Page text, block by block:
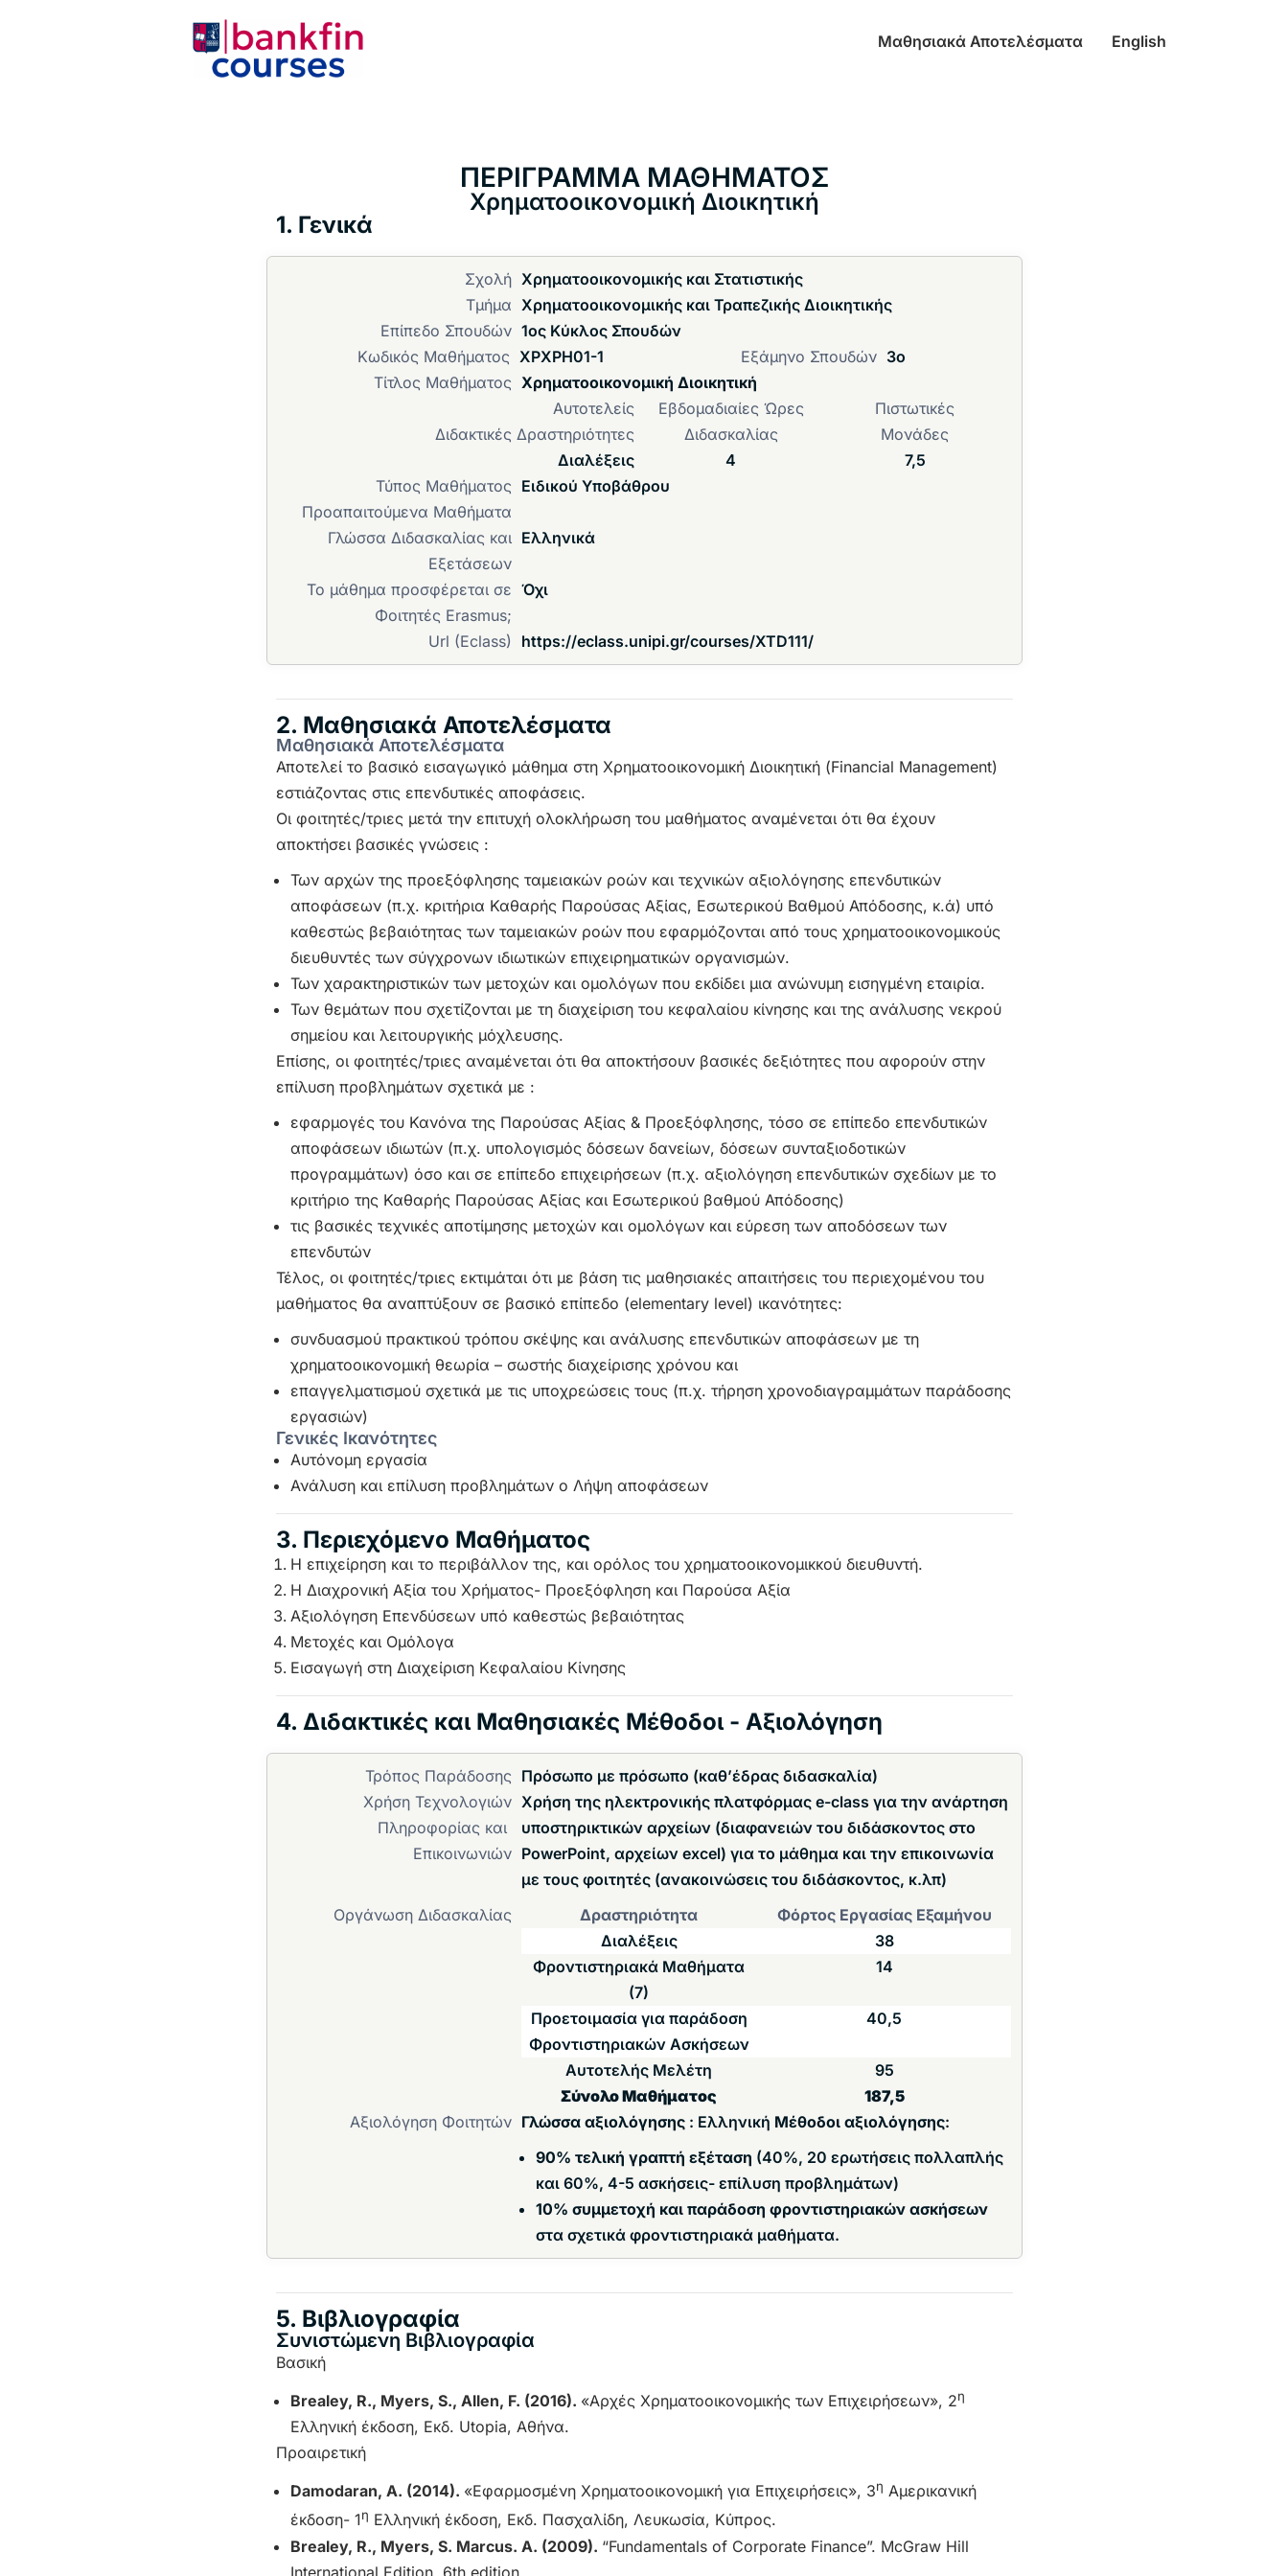
Μαθησιακά Αποτελέσματα English
ΠΕΡΙΓΡΑΜΜΑ ΜΑΘΗΜΑΤΟΣ
Χρηματοοικονομική Διοικητική
1. Γενικά
Σχολή Χρηματοοικονομικής και Στατιστικής
Τμήμα Χρηματοοικονομικής και Τραπεζικής Διοικητικής
Επίπεδο Σπουδών 1ος Κύκλος Σπουδών
Κωδικός Μαθήματος ΧΡΧΡΗ01-1 Εξάμηνο Σπουδών 3ο
Τίτλος Μαθήματος Χρηματοοικονομική Διοικητική
Αυτοτελείς
Διδακτικές Δραστηριότητες
Εβδομαδιαίες Ώρες
Διδασκαλίας
Πιστωτικές
Μονάδες
Διαλέξεις
4
7,5
Τύπος Μαθήματος Ειδικού Υποβάθρου
Προαπαιτούμενα Μαθήματα
Γλώσσα Διδασκαλίας και
Εξετάσεων
Ελληνικά
Το μάθημα προσφέρεται σε
Φοιτητές Erasmus;
Όχι
Url (Eclass) https://eclass.unipi.gr/courses/XTD111/
2. Μαθησιακά Αποτελέσματα
Μαθησιακά Αποτελέσματα
Αποτελεί το βασικό εισαγωγικό μάθημα στη Χρηματοοικονομική Διοικητική (Financial Management)
εστιάζοντας στις επενδυτικές αποφάσεις.
Οι φοιτητές/τριες μετά την επιτυχή ολοκλήρωση του μαθήματος αναμένεται ότι θα έχουν
αποκτήσει βασικές γνώσεις :
Των αρχών της προεξόφλησης ταμειακών ροών και τεχνικών αξιολόγησης επενδυτικών
αποφάσεων (π.χ. κριτήρια Καθαρής Παρούσας Αξίας, Εσωτερικού Βαθμού Απόδοσης, κ.ά) υπό
καθεστώς βεβαιότητας των ταμειακών ροών που εφαρμόζονται από τους χρηματοοικονομικούς
διευθυντές των σύγχρονων ιδιωτικών επιχειρηματικών οργανισμών.
Των χαρακτηριστικών των μετοχών και ομολόγων που εκδίδει μια ανώνυμη εισηγμένη εταιρία.
Των θεμάτων που σχετίζονται με τη διαχείριση του κεφαλαίου κίνησης και της ανάλυσης νεκρού
σημείου και λειτουργικής μόχλευσης.
Επίσης, οι φοιτητές/τριες αναμένεται ότι θα αποκτήσουν βασικές δεξιότητες που αφορούν στην
επίλυση προβλημάτων σχετικά με :
εφαρμογές του Κανόνα της Παρούσας Αξίας & Προεξόφλησης, τόσο σε επίπεδο επενδυτικών
αποφάσεων ιδιωτών (π.χ. υπολογισμός δόσεων δανείων, δόσεων συνταξιοδοτικών
προγραμμάτων) όσο και σε επίπεδο επιχειρήσεων (π.χ. αξιολόγηση επενδυτικών σχεδίων με το
κριτήριο της Καθαρής Παρούσας Αξίας και Εσωτερικού βαθμού Απόδοσης)
τις βασικές τεχνικές αποτίμησης μετοχών και ομολόγων και εύρεση των αποδόσεων των
επενδυτών
Τέλος, οι φοιτητές/τριες εκτιμάται ότι με βάση τις μαθησιακές απαιτήσεις του περιεχομένου του
μαθήματος θα αναπτύξουν σε βασικό επίπεδο (elementary level) ικανότητες:
συνδυασμού πρακτικού τρόπου σκέψης και ανάλυσης επενδυτικών αποφάσεων με τη
χρηματοοικονομική θεωρία – σωστής διαχείρισης χρόνου και
επαγγελματισμού σχετικά με τις υποχρεώσεις τους (π.χ. τήρηση χρονοδιαγραμμάτων παράδοσης
εργασιών)
Γενικές Ικανότητες
Αυτόνομη εργασία
Ανάλυση και επίλυση προβλημάτων o Λήψη αποφάσεων
3. Περιεχόμενο Μαθήματος
Η επιχείρηση και το περιβάλλον της, και ορόλος του χρηματοοικονομικκού διευθυντή.
Η Διαχρονική Αξία του Χρήματος- Προεξόφληση και Παρούσα Αξία
Αξιολόγηση Επενδύσεων υπό καθεστώς βεβαιότητας
Μετοχές και Ομόλογα
Εισαγωγή στη Διαχείριση Κεφαλαίου Κίνησης
4. Διδακτικές και Μαθησιακές Μέθοδοι - Αξιολόγηση
Τρόπος Παράδοσης Πρόσωπο με πρόσωπο (καθ’έδρας διδασκαλία)
Χρήση Τεχνολογιών
Πληροφορίας και
Επικοινωνιών
Χρήση της ηλεκτρονικής πλατφόρμας e-class για την ανάρτηση
υποστηρικτικών αρχείων (διαφανειών του διδάσκοντος στο
PowerPoint, αρχείων excel) για το μάθημα και την επικοινωνία
με τους φοιτητές (ανακοινώσεις του διδάσκοντος, κ.λπ)
Οργάνωση Διδασκαλίας
Δραστηριότητα
Φόρτος Εργασίας Εξαμήνου
Διαλέξεις
38
Φροντιστηριακά Μαθήματα
(7)
14
Προετοιμασία για παράδοση
Φροντιστηριακών Ασκήσεων
40,5
Αυτοτελής Μελέτη
95
Σύνολο Μαθήματος
187,5
Αξιολόγηση Φοιτητών Γλώσσα αξιολόγησης : Ελληνική Μέθοδοι αξιολόγησης:
90% τελική γραπτή εξέταση (40%, 20 ερωτήσεις πολλαπλής
και 60%, 4-5 ασκήσεις- επίλυση προβλημάτων)
10% συμμετοχή και παράδοση φροντιστηριακών ασκήσεων
στα σχετικά φροντιστηριακά μαθήματα.
5. Βιβλιογραφία
Συνιστώμενη Βιβλιογραφία
Βασική
Brealey, R., Myers, S., Allen, F. (2016). «Αρχές Χρηματοοικονομικής των Επιχειρήσεων», 2η
Ελληνική έκδοση, Εκδ. Utopia, Αθήνα.
Προαιρετική
Damodaran, A. (2014). «Εφαρμοσμένη Χρηματοοικονομική για Επιχειρήσεις», 3η Αμερικανική
έκδοση- 1η Ελληνική έκδοση, Εκδ. Πασχαλίδη, Λευκωσία, Κύπρος.
Brealey, R., Myers, S. Marcus. A. (2009). “Fundamentals of Corporate Finance”. McGraw Hill
International Edition, 6th edition.